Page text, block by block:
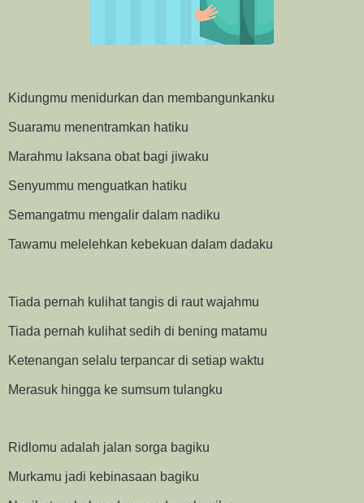
Kidungmu menidurkan dan membangunkanku
Suaramu menentramkan hatiku
Marahmu laksana obat bagi jiwaku
Senyummu menguatkan hatiku
Semangatmu mengalir dalam nadiku
Tawamu melelehkan kebekuan dalam dadaku
Tiada pernah kulihat tangis di raut wajahmu
Tiada pernah kulihat sedih di bening matamu
Ketenangan selalu terpancar di setiap waktu
Merasuk hingga ke sumsum tulangku
Ridlomu adalah jalan sorga bagiku
Murkamu jadi kebinasaan bagiku